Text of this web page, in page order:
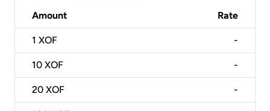
Amount Rate
1 XOF -
10 XOF -
20 XOF -